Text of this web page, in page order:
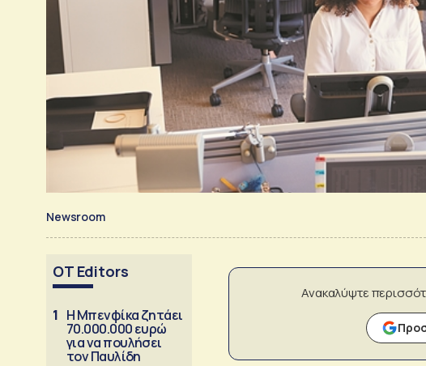
Newsroom
OT Editors
1 Η Μπενφίκα ζητάει
70.000.000 ευρώ
για να πουλήσει
τον Παυλίδη
Ανακαλύψτε